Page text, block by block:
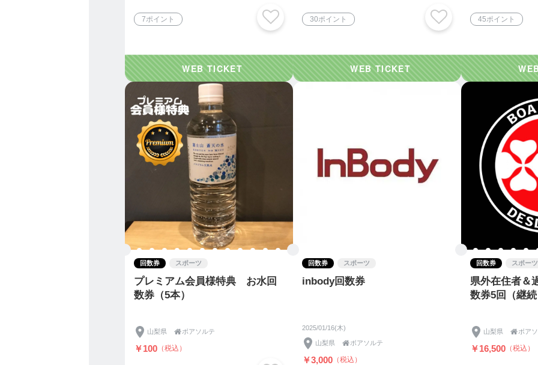
7ポイント 30ポイント 45ポイント
回数券 スポーツ
プレミアム会員様特典 お水回
数券（5本）
山梨県 ボアソルテ
￥100 （税込）
回数券 スポーツ
inbody回数券
2025/01/16(木)
山梨県 ボアソルテ
￥3,000 （税込）
回数券 スポーツ
県外在住者＆
数券5回（継続
山梨県 ボア
￥16,500 （税込）